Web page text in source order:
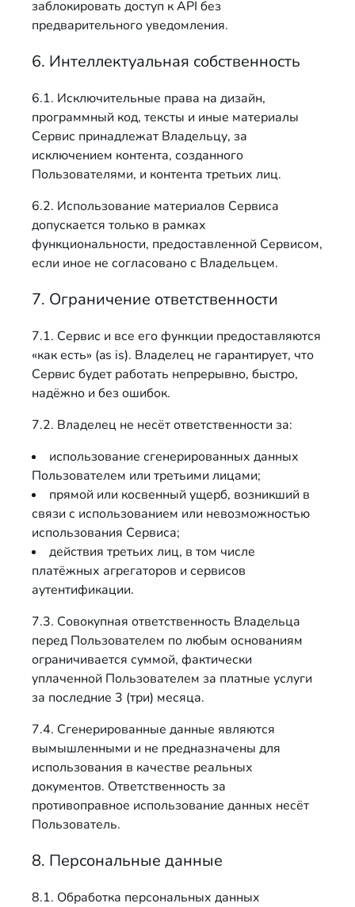
заблокировать доступ к API без
предварительного уведомления.
6. Интеллектуальная собственность
6.1. Исключительные права на дизайн,
программный код, тексты и иные материалы
Сервис принадлежат Владельцу, за
исключением контента, созданного
Пользователями, и контента третьих лиц.
6.2. Использование материалов Сервиса
допускается только в рамках
функциональности, предоставленной Сервисом,
если иное не согласовано с Владельцем.
7. Ограничение ответственности
7.1. Сервис и все его функции предоставляются
«как есть» (as is). Владелец не гарантирует, что
Сервис будет работать непрерывно, быстро,
надёжно и без ошибок.
7.2. Владелец не несёт ответственности за:
использование сгенерированных данных
Пользователем или третьими лицами;
прямой или косвенный ущерб, возникший в
связи с использованием или невозможностью
использования Сервиса;
действия третьих лиц, в том числе
платёжных агрегаторов и сервисов
аутентификации.
7.3. Совокупная ответственность Владельца
перед Пользователем по любым основаниям
ограничивается суммой, фактически
уплаченной Пользователем за платные услуги
за последние 3 (три) месяца.
7.4. Сгенерированные данные являются
вымышленными и не предназначены для
использования в качестве реальных
документов. Ответственность за
противоправное использование данных несёт
Пользователь.
8. Персональные данные
8.1. Обработка персональных данных